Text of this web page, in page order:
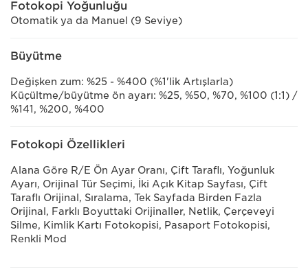
Fotokopi Yoğunluğu
Otomatik ya da Manuel (9 Seviye)
Büyütme
Değişken zum: %25 - %400 (%1'lik Artışlarla)
Küçültme/büyütme ön ayarı: %25, %50, %70, %100 (1:1) /
%141, %200, %400
Fotokopi Özellikleri
Alana Göre R/E Ön Ayar Oranı, Çift Taraflı, Yoğunluk
Ayarı, Orijinal Tür Seçimi, İki Açık Kitap Sayfası, Çift
Taraflı Orijinal, Sıralama, Tek Sayfada Birden Fazla
Orijinal, Farklı Boyuttaki Orijinaller, Netlik, Çerçeveyi
Silme, Kimlik Kartı Fotokopisi, Pasaport Fotokopisi,
Renkli Mod